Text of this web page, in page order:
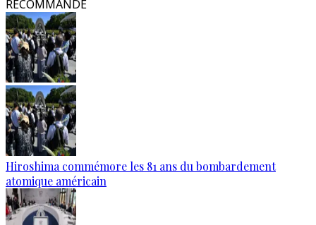
RECOMMANDÉ
Hiroshima commémore les 81 ans du bombardement
atomique américain